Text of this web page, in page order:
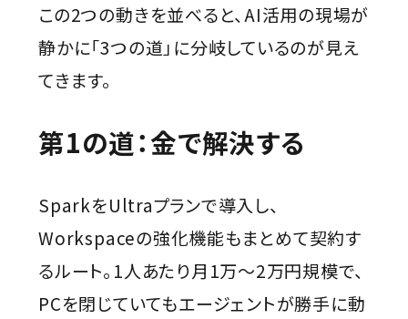
この2つの動きを並べると、AI活用の現場が
静かに「3つの道」に分岐しているのが見え
てきます。
第1の道：金で解決する
SparkをUltraプランで導入し、
Workspaceの強化機能もまとめて契約す
るルート。1人あたり月1万〜2万円規模で、
PCを閉じていてもエージェントが勝手に動